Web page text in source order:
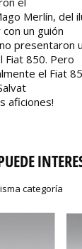
Merlín, del
un guión
presentaron
Fiat 850. Pero
el Fiat
aficiones!
categoría